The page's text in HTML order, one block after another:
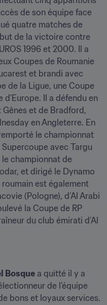
de son équipe face
quatre matches de
de la victoire contre
1996 et 2000. Il a
Coupes de Roumanie
et brandi avec
de la Ligue, une Coupe
Il a défendu en
et de Bradford,
en Angleterre. En
le championnat
avec Targu
le championnat de
et dirigé le Dynamo
roumain est également
(Pologne), d’Al Arabi
la Coupe de RP
du club émirati d’Al
Bosque a quitté il y a
de l’équipe
bons et loyaux services.